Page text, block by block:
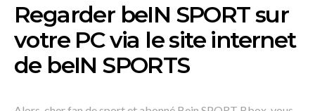
Regarder beIN SPORT sur
votre PC via le site internet
de beIN SPORTS